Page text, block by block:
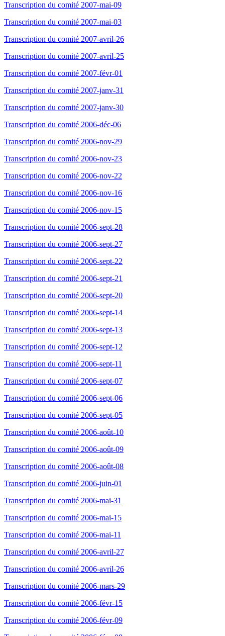
Transcription du comité 2007-mai-09
Transcription du comité 2007-mai-03
Transcription du comité 2007-avril-26
Transcription du comité 2007-avril-25
Transcription du comité 2007-févr-01
Transcription du comité 2007-janv-31
Transcription du comité 2007-janv-30
Transcription du comité 2006-déc-06
Transcription du comité 2006-nov-29
Transcription du comité 2006-nov-23
Transcription du comité 2006-nov-22
Transcription du comité 2006-nov-16
Transcription du comité 2006-nov-15
Transcription du comité 2006-sept-28
Transcription du comité 2006-sept-27
Transcription du comité 2006-sept-22
Transcription du comité 2006-sept-21
Transcription du comité 2006-sept-20
Transcription du comité 2006-sept-14
Transcription du comité 2006-sept-13
Transcription du comité 2006-sept-12
Transcription du comité 2006-sept-11
Transcription du comité 2006-sept-07
Transcription du comité 2006-sept-06
Transcription du comité 2006-sept-05
Transcription du comité 2006-août-10
Transcription du comité 2006-août-09
Transcription du comité 2006-août-08
Transcription du comité 2006-juin-01
Transcription du comité 2006-mai-31
Transcription du comité 2006-mai-15
Transcription du comité 2006-mai-11
Transcription du comité 2006-avril-27
Transcription du comité 2006-avril-26
Transcription du comité 2006-mars-29
Transcription du comité 2006-févr-15
Transcription du comité 2006-févr-09